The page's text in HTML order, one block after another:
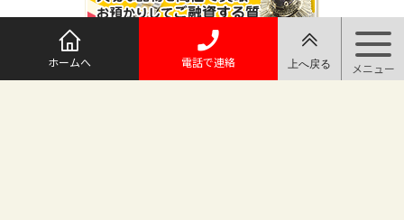
ホームへ 電話で連絡